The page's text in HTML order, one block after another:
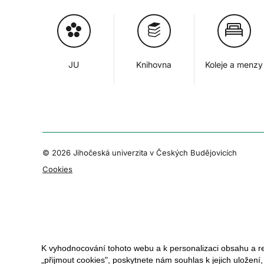
JU Knihovna Koleje a menzy
© 2026 Jihočeská univerzita v Českých Budějovicích
Cookies
K vyhodnocování tohoto webu a k personalizaci obsahu a
„přijmout cookies", poskytnete nám souhlas k jejich